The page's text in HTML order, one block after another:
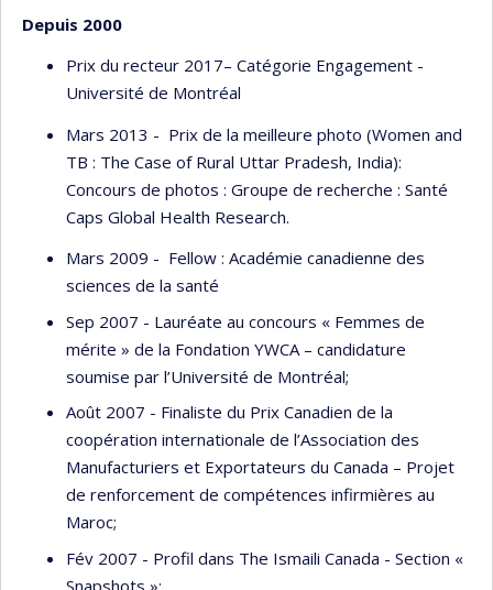
Depuis 2000
Prix du recteur 2017– Catégorie Engagement -
Université de Montréal
Mars 2013 - Prix de la meilleure photo (Women and
TB : The Case of Rural Uttar Pradesh, India):
Concours de photos : Groupe de recherche : Santé
Caps Global Health Research.
Mars 2009 - Fellow : Académie canadienne des
sciences de la santé
Sep 2007 - Lauréate au concours « Femmes de
mérite » de la Fondation YWCA – candidature
soumise par l’Université de Montréal;
Août 2007 - Finaliste du Prix Canadien de la
coopération internationale de l’Association des
Manufacturiers et Exportateurs du Canada – Projet
de renforcement de compétences infirmières au
Maroc;
Fév 2007 - Profil dans The Ismaili Canada - Section «
Snapshots »;